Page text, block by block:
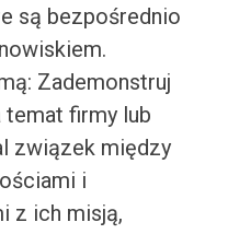
są bezpośrednio
Zademonstruj
firmy lub
związek między
i
z ich misją,